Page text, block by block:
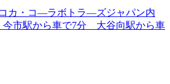
カ・コ―ラボトラ―ズジャパン内
市駅から車で7分 大谷向駅から車